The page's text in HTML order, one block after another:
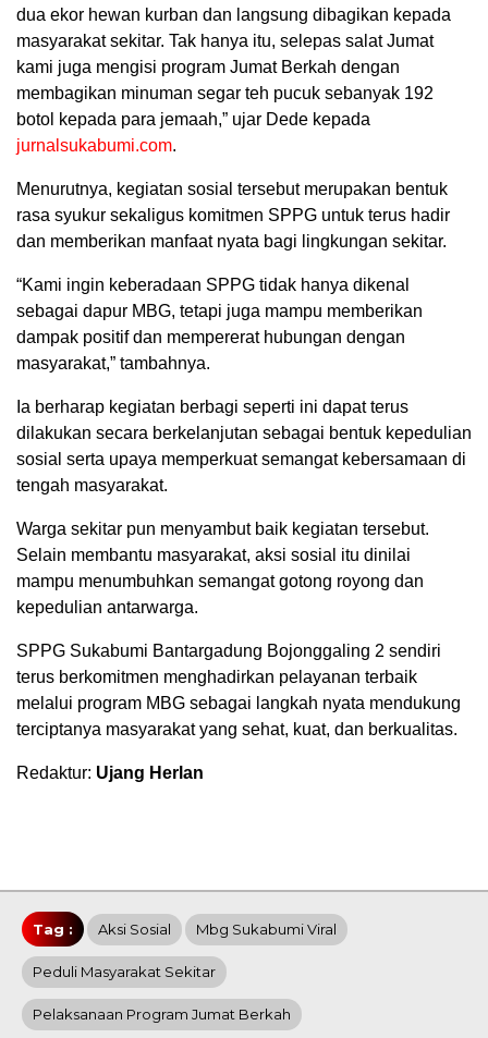
dua ekor hewan kurban dan langsung dibagikan kepada
masyarakat sekitar. Tak hanya itu, selepas salat Jumat
kami juga mengisi program Jumat Berkah dengan
membagikan minuman segar teh pucuk sebanyak 192
botol kepada para jemaah,” ujar Dede kepada
jurnalsukabumi.com.
Menurutnya, kegiatan sosial tersebut merupakan bentuk
rasa syukur sekaligus komitmen SPPG untuk terus hadir
dan memberikan manfaat nyata bagi lingkungan sekitar.
“Kami ingin keberadaan SPPG tidak hanya dikenal
sebagai dapur MBG, tetapi juga mampu memberikan
dampak positif dan mempererat hubungan dengan
masyarakat,” tambahnya.
Ia berharap kegiatan berbagi seperti ini dapat terus
dilakukan secara berkelanjutan sebagai bentuk kepedulian
sosial serta upaya memperkuat semangat kebersamaan di
tengah masyarakat.
Warga sekitar pun menyambut baik kegiatan tersebut.
Selain membantu masyarakat, aksi sosial itu dinilai
mampu menumbuhkan semangat gotong royong dan
kepedulian antarwarga.
SPPG Sukabumi Bantargadung Bojonggaling 2 sendiri
terus berkomitmen menghadirkan pelayanan terbaik
melalui program MBG sebagai langkah nyata mendukung
terciptanya masyarakat yang sehat, kuat, dan berkualitas.
Redaktur: Ujang Herlan
Tag : Aksi Sosial Mbg Sukabumi Viral
Peduli Masyarakat Sekitar
Pelaksanaan Program Jumat Berkah